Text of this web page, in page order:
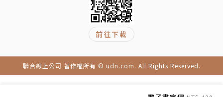
「我特別喜歡書中提到自我疼惜、不批判自己，為我創
造了一個安全空間，提醒我帶著善意與理解進行陰影探
「就像是可以自己調配節奏的諮商。我等不及寫完這
前往下載
聯合線上公司 著作權所有 © udn.com. All Rights Reserved.